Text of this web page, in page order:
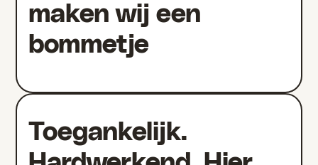
maken wij een
bommetje
Toegankelijk.